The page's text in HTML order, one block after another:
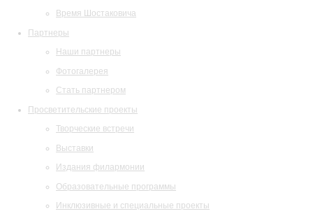
Время Шостаковича
Партнеры
Наши партнеры
Фотогалерея
Стать партнером
Просветительские проекты
Творческие встречи
Выставки
Издания филармонии
Образовательные программы
Инклюзивные и специальные проекты